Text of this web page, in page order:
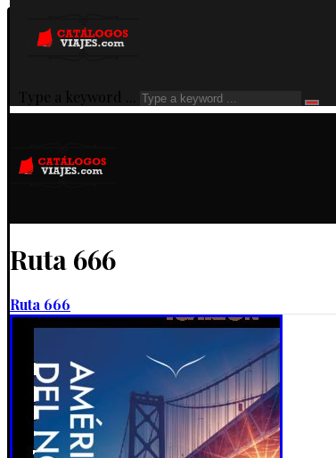
Type a keyword ...
Ruta 666
Ruta 666